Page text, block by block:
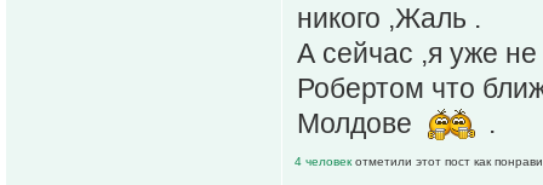
никого ,Жаль .
А сейчас ,я уже
Робертом что
Молдове
.
4 человек отметили этот пост как